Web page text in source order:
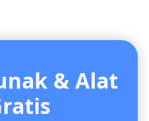
& Alat